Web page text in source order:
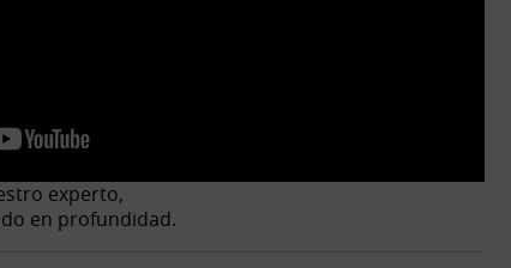
experto,
en profundidad.